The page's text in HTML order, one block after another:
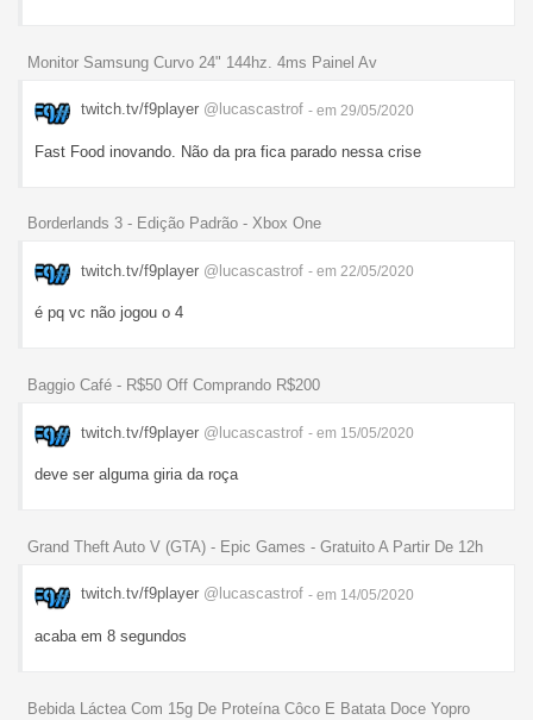
Monitor Samsung Curvo 24" 144hz. 4ms Painel Av
twitch.tv/f9player @lucascastrof - em 29/05/2020
Fast Food inovando. Não da pra fica parado nessa crise
Borderlands 3 - Edição Padrão - Xbox One
twitch.tv/f9player @lucascastrof - em 22/05/2020
é pq vc não jogou o 4
Baggio Café - R$50 Off Comprando R$200
twitch.tv/f9player @lucascastrof - em 15/05/2020
deve ser alguma giria da roça
Grand Theft Auto V (GTA) - Epic Games - Gratuito A Partir De 12h
twitch.tv/f9player @lucascastrof - em 14/05/2020
acaba em 8 segundos
Bebida Láctea Com 15g De Proteína Côco E Batata Doce Yopro